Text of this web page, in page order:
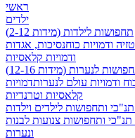
ראשי
ילדים
תחפושות לילדות (מידות 2-12)
ודמויות כוחנסיכות, אגדות
ודמויות קלאסיות
לנערות (מידות 12-16)
ודמויות עולם לנערותדמויות
קלאסיות וטרנדיות
ותחפושות לילדים וילדות
ותחפושות צנועות לבנות
ונערות